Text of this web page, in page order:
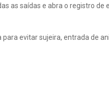
as saídas e abra o registro de
evitar sujeira, entrada de